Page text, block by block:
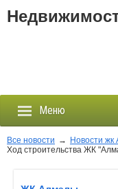
Меню
Все новости → Новости
Ход строительства ЖК